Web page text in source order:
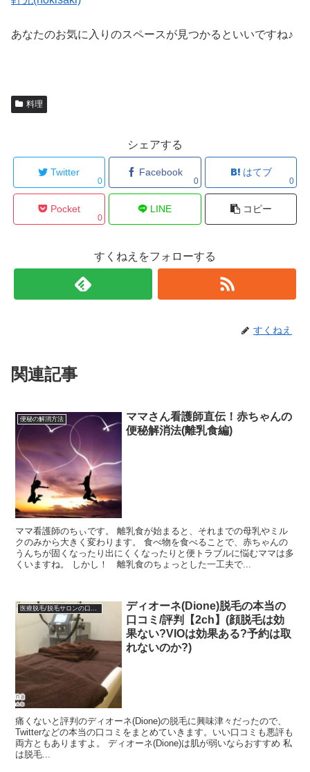
あなたのお気に入りのスペースが見つかるといいですね♪
料理
シェアする
Twitter
0
Facebook
0
はてブ
0
Pocket
0
LINE コピー
すくねえをフォローする
すくねえ
関連記事
便秘の解消方法
ママさん看護師直伝！赤ちゃんの
便秘解消法(離乳食編)
ママ看護師のちぃです。 離乳食が始まると、それまでの母乳やミル
クのみから大きく変わります。 食べ物を食べることで、赤ちゃんの
うんちが固くなったり出にくくなったりと便トラブルに悩むママは多
くいますね。 しかし！ 離乳食のちょっとした一工夫で...
医療脱毛/脱毛サロンの口コミ体験談
ディオーネ(Dione)脱毛の本当の
口コミ/評判【2ch】(顔脱毛は効
果ない?VIOは効果ある?予約は取
れないのか?)
痛くないと評判のディオーネ(Dione)の脱毛に興味津々だったので、
Twitterなどの本当の口コミをまとめていきます。いい口コミも悪評も
両方ともありますよ。 ディオーネ(Dione)は肌が弱いならおすすめ 私
は脱毛...